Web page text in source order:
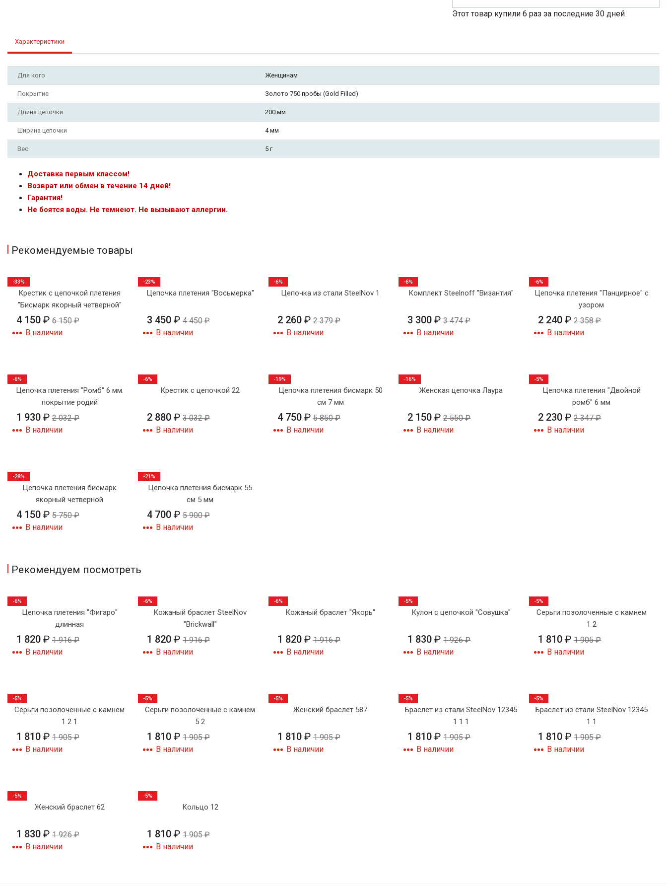
Этот товар купили 6 раз за последние 30 дней
Характеристики
Для кого Женщинам
Покрытие Золото 750 пробы (Gold Filled)
Длина цепочки 200 мм
Ширина цепочки 4 мм
Вес 5 г
Доставка первым классом!
Возврат или обмен в течение 14 дней!
Гарантия!
Не боятся воды. Не темнеют. Не вызывают аллергии.
Рекомендуемые товары
Крестик с цепочкой плетения
"Бисмарк якорный четверной"
4 150 ₽ 6 150₽
В наличии
-33%
Цепочка плетения "Восьмерка"
3 450 ₽ 4 450₽
В наличии
-23%
Цепочка из стали SteelNov 1
2 260 ₽ 2 379₽
В наличии
-6%
Комплект Steelnoff "Византия"
3 300₽ 3 474₽
В наличии
-6%
Цепочка плетения "Панцирное" с
узором
2 240₽ 2 358₽
В наличии
-6%
Цепочка плетения "Ромб" 6 мм.
покрытие родий
1 930 ₽ 2 032₽
В наличии
-6%
Крестик с цепочкой 22
2 880 ₽ 3 032₽
В наличии
-6%
Цепочка плетения бисмарк 50
см 7 мм
4 750 ₽ 5 850₽
В наличии
-19%
Женская цепочка Лаура
2 150₽ 2 550₽
В наличии
-16%
Цепочка плетения "Двойной
ромб" 6 мм
2 230₽ 2 347₽
В наличии
-5%
Цепочка плетения бисмарк
якорный четверной
4 150 ₽ 5 750₽
В наличии
-28%
Цепочка плетения бисмарк 55
см 5 мм
4 700 ₽ 5 900₽
В наличии
-21%
Рекомендуем посмотреть
Цепочка плетения "Фигаро"
длинная
1 820 ₽ 1 916₽
В наличии
-6%
Кожаный браслет SteelNov
"Brickwall"
1 820 ₽ 1 916₽
В наличии
-6%
Кожаный браслет "Якорь"
1 820 ₽ 1 916₽
В наличии
-6%
Кулон с цепочкой "Совушка"
1 830₽ 1 926₽
В наличии
-5%
Серьги позолоченные с камнем
1 2
1 810₽ 1 905₽
В наличии
-5%
Серьги позолоченные с камнем
1 2 1
1 810 ₽ 1 905₽
В наличии
-5%
Серьги позолоченные с камнем
5 2
1 810 ₽ 1 905₽
В наличии
-5%
Женский браслет 587
1 810 ₽ 1 905₽
В наличии
-5%
Браслет из стали SteelNov 12345
1 1 1
1 810₽ 1 905₽
В наличии
-5%
Браслет из стали SteelNov 12345
1 1
1 810₽ 1 905₽
В наличии
-5%
Женский браслет 62
1 830 ₽ 1 926₽
В наличии
-5%
Кольцо 12
1 810 ₽ 1 905₽
В наличии
-5%